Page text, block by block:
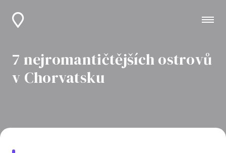
7 nejromantičtějších ostrovů
v Chorvatsku